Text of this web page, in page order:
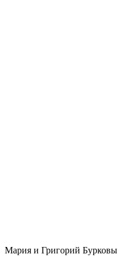
Мария и Григорий Бурковы